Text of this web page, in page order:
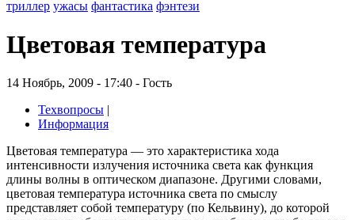
триллер ужасы фантастика фэнтези
Цветовая температура
14 Ноябрь, 2009 - 17:40 - Гость
Техвопросы |
Информация
Цветовая температура — это характеристика хода
интенсивности излучения источника света как функция
длины волны в оптическом диапазоне. Другими словами,
цветовая температура источника света по смыслу
представляет собой температуру (по Кельвину), до которой